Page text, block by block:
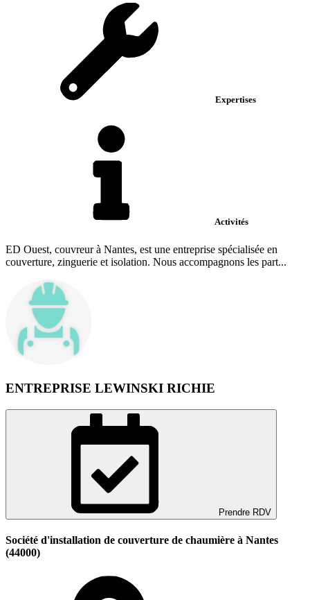
Expertises
Activités
ED Ouest, couvreur à Nantes, est une entreprise spécialisée en
couverture, zinguerie et isolation. Nous accompagnons les part...
ENTREPRISE LEWINSKI RICHIE
Prendre RDV
Société d'installation de couverture de chaumière à Nantes
(44000)